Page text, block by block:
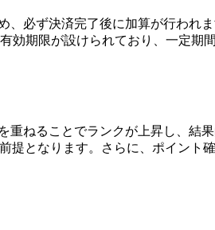
必ず決済完了後に加算が行われ
効期限が設けられており、一定期
ねることでランクが上昇し、結
となります。さらに、ポイント